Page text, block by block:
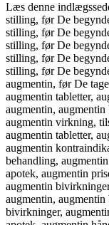
Læs denne
stilling, før De
stilling, før De
stilling, før De
stilling, før De
stilling, før De
augmentin, før De
augmentin tabletter,
augmentin,
augmentin virkning,
augmentin tabletter,
augmentin
behandling,
apotek, augmentin
augmentin
augmentin,
bivirkninger,